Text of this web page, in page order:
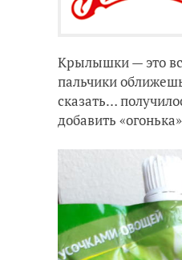
Крылышки — это
пальчики
сказать…
добавить